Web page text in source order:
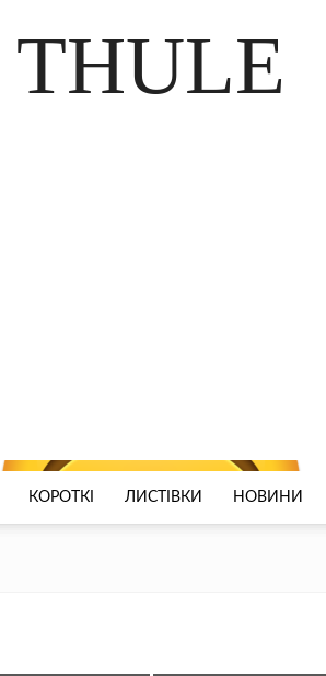
THULE
КОРОТКІ ЛИСТІВКИ НОВИНИ